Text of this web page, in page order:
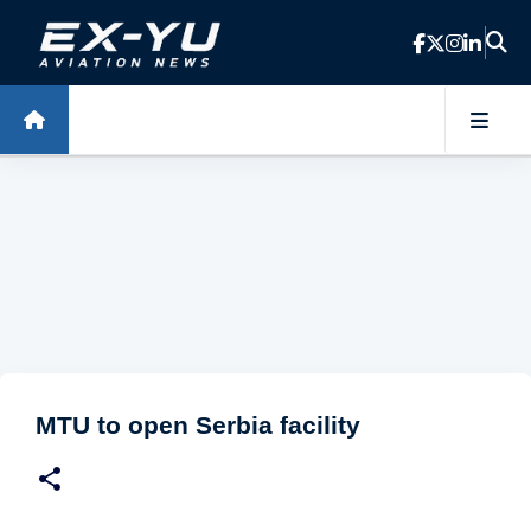
Skip to main content
MTU to open Serbia facility